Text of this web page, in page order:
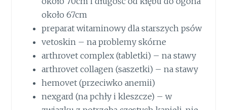
około 67cm
preparat witaminowy dla starszych psów
vetoskin – na problemy skórne
arthrovet complex (tabletki) – na stawy
arthrovet collagen (saszetki) – na stawy
hemovet (przeciwko anemii)
nexgard (na pchły i kleszcze) – w